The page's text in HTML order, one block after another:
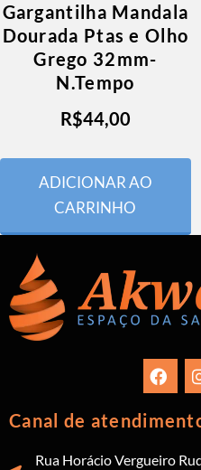
Gargantilha Mandala
Dourada Ptas e Olho
Grego 32mm-
N.Tempo
R$44,00
ADICIONAR AO
CARRINHO
Canal de
Rua Horácio Vergueiro